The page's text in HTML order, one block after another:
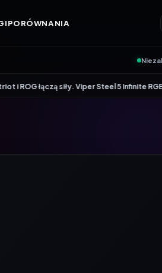
PORÓWNANIA
Viper Steel 5 Infinite RGB DDR5 ROG